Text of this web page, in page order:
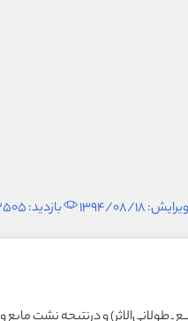
1394/08/18 بازدید: 2505